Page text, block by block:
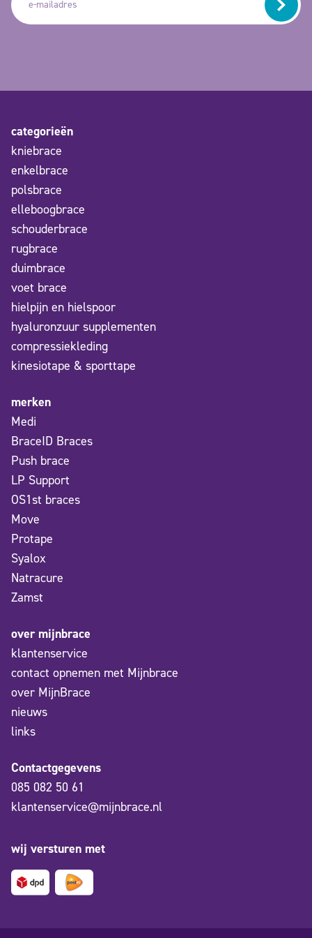
categorieën
kniebrace
enkelbrace
polsbrace
elleboogbrace
schouderbrace
rugbrace
duimbrace
voet brace
hielpijn en hielspoor
hyaluronzuur supplementen
compressiekleding
kinesiotape & sporttape
merken
Medi
BraceID Braces
Push brace
LP Support
OS1st braces
Move
Protape
Syalox
Natracure
Zamst
over mijnbrace
klantenservice
contact opnemen met Mijnbrace
over MijnBrace
nieuws
links
Contactgegevens
085 082 50 61
klantenservice@mijnbrace.nl
wij versturen met